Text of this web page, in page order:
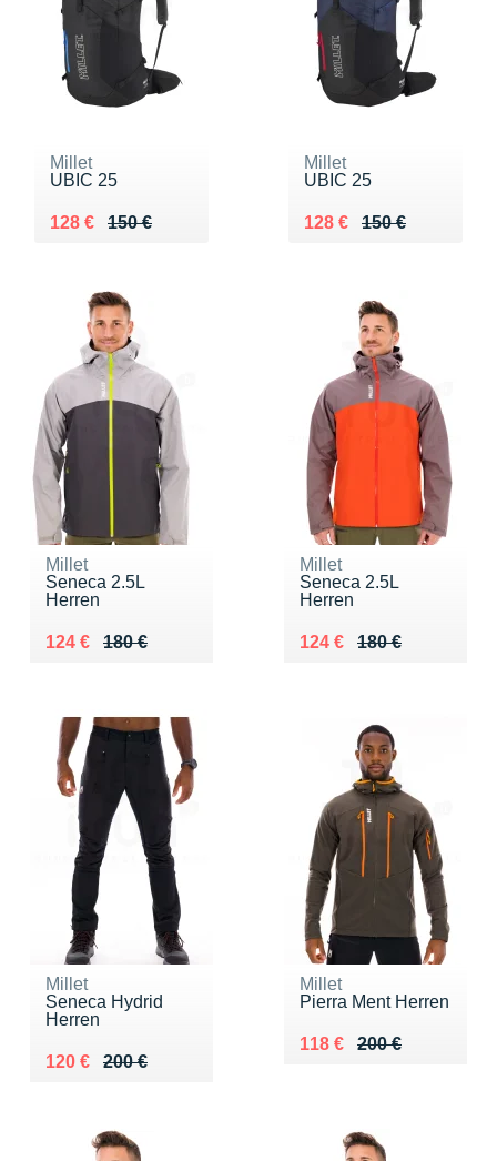
Millet
UBIC 25
150 €
Au lieu de 150 €
128 €
Vendu 128 €
Millet
UBIC 25
150 €
Au lieu de 150 €
128 €
Vendu 128 €
Millet
Seneca 2.5L
Herren
180 €
Au lieu de 180 €
124 €
Vendu 124 €
Millet
Seneca 2.5L
Herren
180 €
Au lieu de 180 €
124 €
Vendu 124 €
Millet
Seneca Hydrid
Herren
200 €
Au lieu de 200 €
120 €
Vendu 120 €
Millet
Pierra Ment Herren
200 €
Au lieu de 200 €
118 €
Vendu 118 €